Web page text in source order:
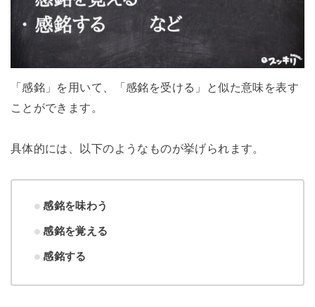
「感銘」を用いて、「感銘を受ける」と似た意味を表す
ことができます。
具体的には、以下のようなものが挙げられます。
感銘を味わう
感銘を覚える
感銘する